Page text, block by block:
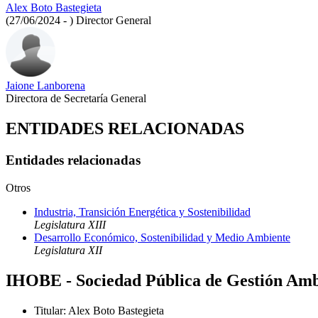
Alex Boto Bastegieta
(27/06/2024 - ) Director General
Jaione Lanborena
Directora de Secretaría General
ENTIDADES RELACIONADAS
Entidades relacionadas
Otros
Industria, Transición Energética y Sostenibilidad
Legislatura XIII
Desarrollo Económico, Sostenibilidad y Medio Ambiente
Legislatura XII
IHOBE - Sociedad Pública de Gestión
Titular: Alex Boto Bastegieta